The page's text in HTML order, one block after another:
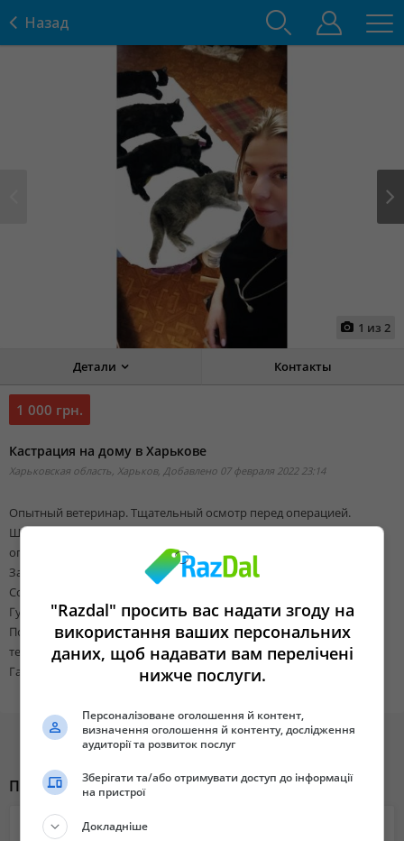
Назад
1 из 2
Детали Контакты
1 000 грн.
Кастрация на дому в Харькове
Харьковская область, Харьков, Добавлено 07 февраля 2022 23:14
Опытный ветеринар. Тщательный осмотр перед операцией.
Щадящий наркоз в комбинации с местной анестезией. После
операции антибиотик, снятие швов и обработки не требуются.
Заживление в течении 10 дней.
Соблюдение всех норм асептики и антисептики.
Гуманность, порядочность, ответственность.
Подробнее на сайте http://veterinar.kh.ua/
тел : 0988918523
Галина Александровна
Похожие объявления
"Razdal" просить вас надати згоду на
використання ваших персональних
даних, щоб надавати вам перелічені
нижче послуги.
Персоналізоване оголошення й контент,
визначення оголошення й контенту, дослідження
аудиторії та розвиток послуг
Зберігати та/або отримувати доступ до інформації
на пристрої
Докладніше